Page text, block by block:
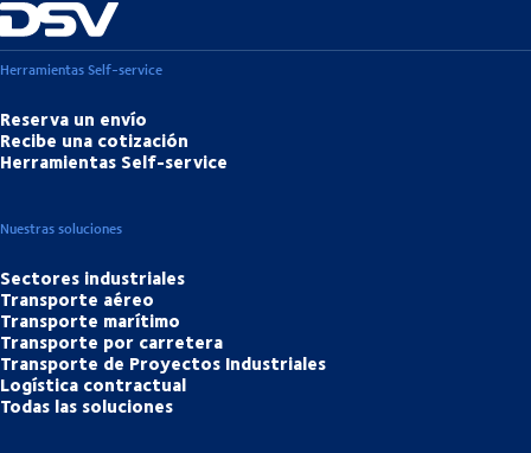
Herramientas Self-service
Reserva un envío
Recibe una cotización
Herramientas Self-service
Nuestras soluciones
Sectores industriales
Transporte aéreo
Transporte marítimo
Transporte por carretera
Transporte de Proyectos Industriales
Logística contractual
Todas las soluciones